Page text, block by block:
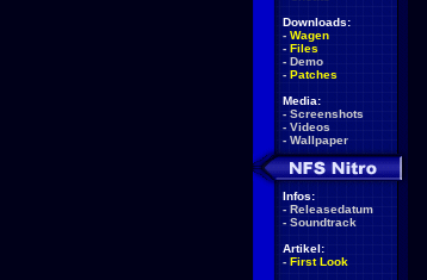
Downloads:
- Wagen
- Files
- Demo
- Patches
Media:
- Screenshots
- Videos
- Wallpaper
Infos:
- Releasedatum
- Soundtrack
Artikel:
- First Look